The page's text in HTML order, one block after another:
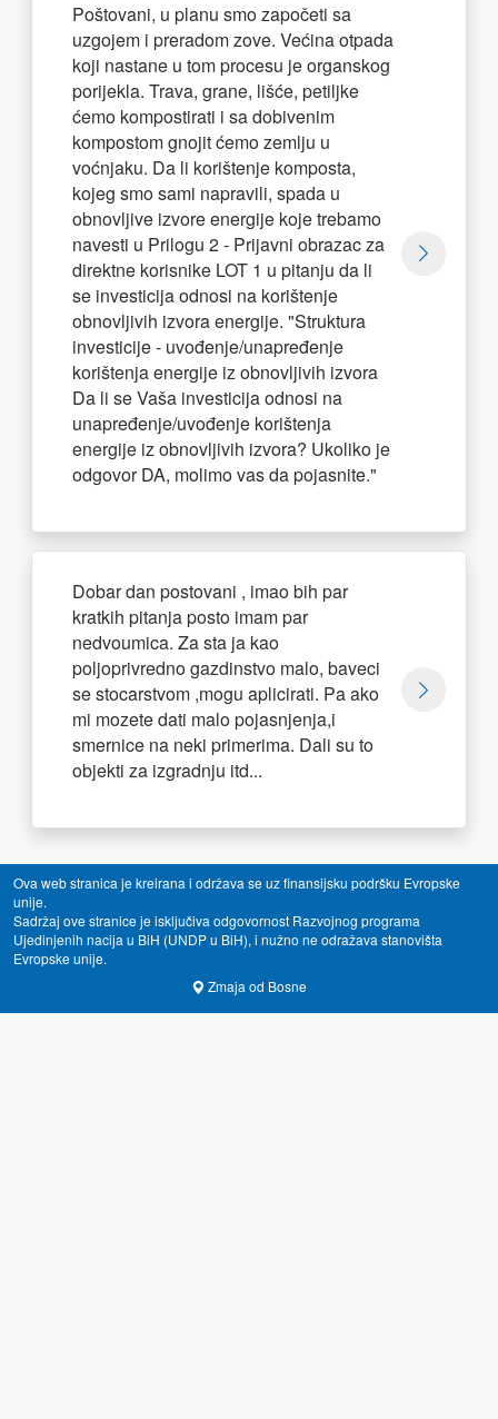
Poštovani, u planu smo započeti sa
uzgojem i preradom zove. Većina otpada
koji nastane u tom procesu je organskog
porijekla. Trava, grane, lišće, petiljke
ćemo kompostirati i sa dobivenim
kompostom gnojit ćemo zemlju u
voćnjaku. Da li korištenje komposta,
kojeg smo sami napravili, spada u
obnovljive izvore energije koje trebamo
navesti u Prilogu 2 - Prijavni obrazac za
direktne korisnike LOT 1 u pitanju da li
se investicija odnosi na korištenje
obnovljivih izvora energije. "Struktura
investicije - uvođenje/unapređenje
korištenja energije iz obnovljivih izvora
Da li se Vaša investicija odnosi na
unapređenje/uvođenje korištenja
energije iz obnovljivih izvora? Ukoliko je
odgovor DA, molimo vas da pojasnite."
Dobar dan postovani , imao bih par
kratkih pitanja posto imam par
nedvoumica. Za sta ja kao
poljoprivredno gazdinstvo malo, baveci
se stocarstvom ,mogu aplicirati. Pa ako
mi mozete dati malo pojasnjenja,i
smernice na neki primerima. Dali su to
objekti za izgradnju itd...
Ova web stranica je kreirana i održava se uz finansijsku podršku Evropske
unije.
Sadržaj ove stranice je isključiva odgovornost Razvojnog programa
Ujedinjenih nacija u BiH (UNDP u BiH), i nužno ne odražava stanovišta
Evropske unije.
Zmaja od Bosne